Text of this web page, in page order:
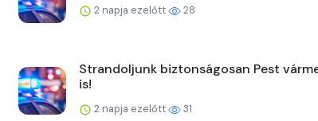
2 napja ezelőtt 28
Strandoljunk biztonságosan Pest
is!
2 napja ezelőtt 31